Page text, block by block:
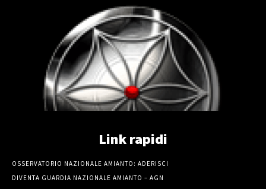
Link rapidi
OSSERVATORIO NAZIONALE AMIANTO: ADERISCI
DIVENTA GUARDIA NAZIONALE AMIANTO – AGN